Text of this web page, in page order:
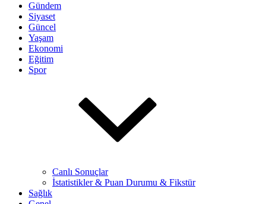
Gündem
Siyaset
Güncel
Yaşam
Ekonomi
Eğitim
Spor
Canlı Sonuçlar
İstatistikler & Puan Durumu & Fikstür
Sağlık